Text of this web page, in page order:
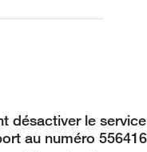
désactiver le service
au numéro